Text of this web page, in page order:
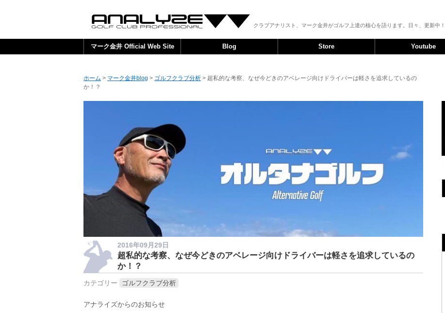
クラブアナリスト、マーク金井がゴルフ上達の核心を語ります。日々、更新中！
マーク金井 Official Web Site Blog Store Youtube
ホーム > マーク金井blog > ゴルフクラブ分析 > 超私的な考察、なぜ今どきのアベレージ向けドライバーは軽さを追求しているの
か！？
2016年09月29日
超私的な考察、なぜ今どきのアベレージ向けドライバーは軽さを追求しているの
か！？
カテゴリー ゴルフクラブ分析
アナライズからのお知らせ